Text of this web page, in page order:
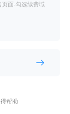
面-勾选续费域
帮助